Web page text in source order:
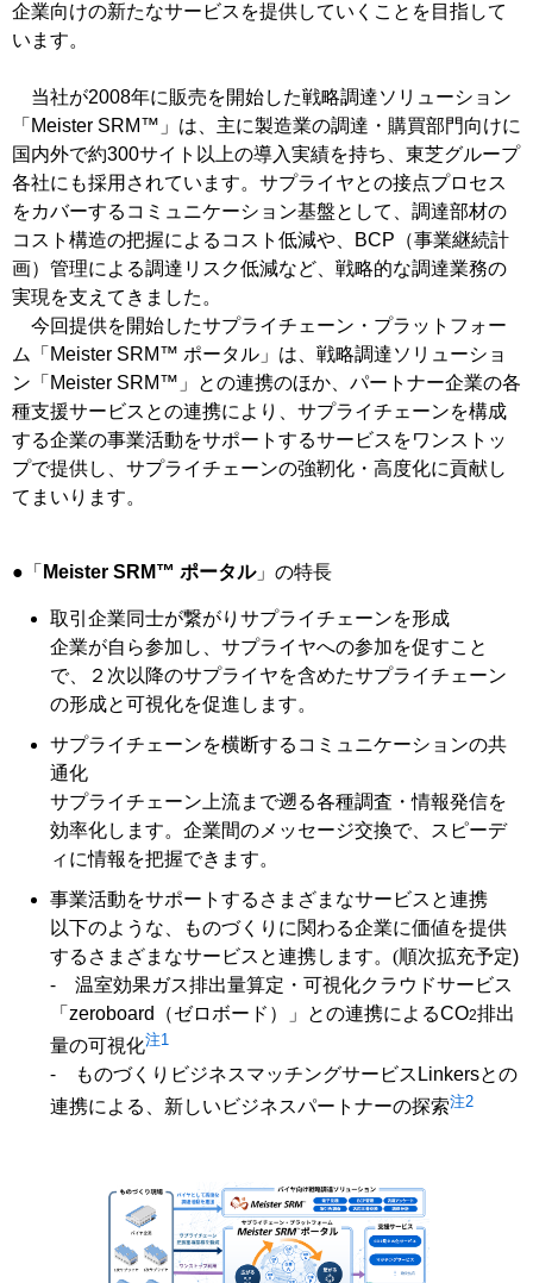
企業向けの新たなサービスを提供していくことを目指して
います。
当社が2008年に販売を開始した戦略調達ソリューション
「Meister SRM™」は、主に製造業の調達・購買部門向けに
国内外で約300サイト以上の導入実績を持ち、東芝グループ
各社にも採用されています。サプライヤとの接点プロセス
をカバーするコミュニケーション基盤として、調達部材の
コスト構造の把握によるコスト低減や、BCP（事業継続計
画）管理による調達リスク低減など、戦略的な調達業務の
実現を支えてきました。
今回提供を開始したサプライチェーン・プラットフォー
ム「Meister SRM™ ポータル」は、戦略調達ソリューショ
ン「Meister SRM™」との連携のほか、パートナー企業の各
種支援サービスとの連携により、サプライチェーンを構成
する企業の事業活動をサポートするサービスをワンストッ
プで提供し、サプライチェーンの強靭化・高度化に貢献し
てまいります。
●「 Meister SRM™ ポータル」の特長
取引企業同士が繋がりサプライチェーンを形成
企業が自ら参加し、サプライヤへの参加を促すこと
で、２次以降のサプライヤを含めたサプライチェーン
の形成と可視化を促進します。
サプライチェーンを横断するコミュニケーションの共
通化
サプライチェーン上流まで遡る各種調査・情報発信を
効率化します。企業間のメッセージ交換で、スピーデ
ィに情報を把握できます。
事業活動をサポートするさまざまなサービスと連携
以下のような、ものづくりに関わる企業に価値を提供
するさまざまなサービスと連携します。 (順次拡充予定)
⁃ 温室効果ガス排出量算定・可視化クラウドサービス
「 zeroboard （ゼロボード）」との連携によるCO2排出
量の可視化注1
⁃ ものづくりビジネスマッチングサービス Linkersとの
連携による、新しいビジネスパートナーの探索注2